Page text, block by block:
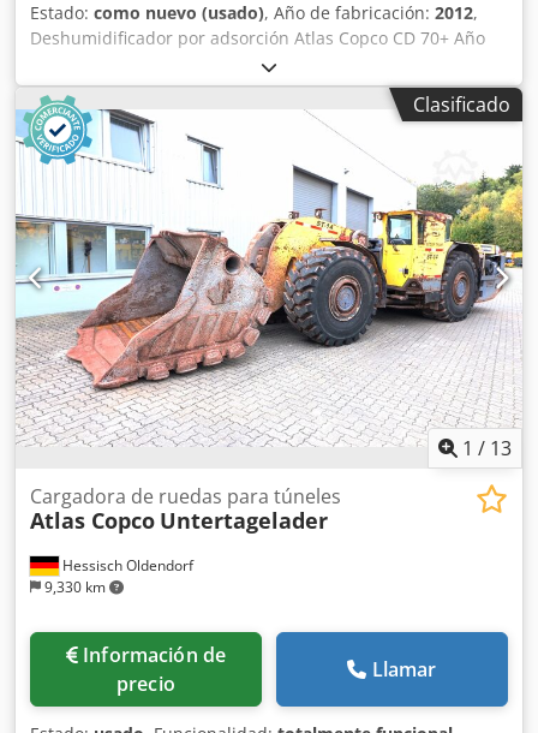
Estado: como nuevo (usado), Año de fabricación: 2012,
Deshumidificador por adsorción Atlas Copco CD 70+ Año
de fabricación: 2012 Capacidad: 4.200 l/min Punto de rocío
a presión: -40 °C Codpfxoyzaams Amhsrf Caída de presión:
0,16 bar Presión máxima de trabajo: 14,5 bar Tamaños de
filtro: DD / PD 60 – DDp 60 Peso: 120 kg Dimensiones: 550
(L) × 364 (A) × 1479 (A) mm Temperatura del aire de
entrada: 35 °C Temperatura ambiente: 25 °C Presión de
funcionamiento: 7 bar
Clasificado
1 / 13
Hessisch Oldendorf
9,330 km
Cargadora de ruedas para túneles
Atlas Copco Untertagelader
Información de
precio
Llamar